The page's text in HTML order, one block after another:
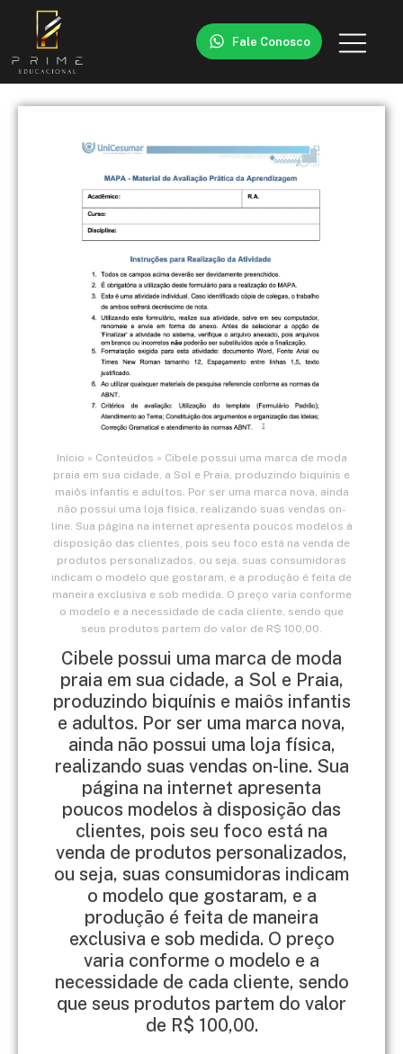
Fale Conosco
Início » Conteúdos » Cibele possui uma marca de moda
praia em sua cidade, a Sol e Praia, produzindo biquínis e
maiôs infantis e adultos. Por ser uma marca nova, ainda
não possui uma loja física, realizando suas vendas on-
line. Sua página na internet apresenta poucos modelos à
disposição das clientes, pois seu foco está na venda de
produtos personalizados, ou seja, suas consumidoras
indicam o modelo que gostaram, e a produção é feita de
maneira exclusiva e sob medida. O preço varia conforme
o modelo e a necessidade de cada cliente, sendo que
seus produtos partem do valor de R$ 100,00.
Cibele possui uma marca de moda
praia em sua cidade, a Sol e Praia,
produzindo biquínis e maiôs infantis
e adultos. Por ser uma marca nova,
ainda não possui uma loja física,
realizando suas vendas on-line. Sua
página na internet apresenta
poucos modelos à disposição das
clientes, pois seu foco está na
venda de produtos personalizados,
ou seja, suas consumidoras indicam
o modelo que gostaram, e a
produção é feita de maneira
exclusiva e sob medida. O preço
varia conforme o modelo e a
necessidade de cada cliente, sendo
que seus produtos partem do valor
de R$ 100,00.